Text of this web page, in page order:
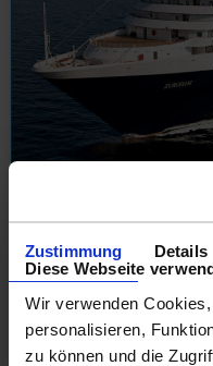
Zustimmung Details
Diese Webseite
Wir verwenden
personalisieren,
zu können und die
Alaska 2 Tage ab
10.08.26 - 04.09.28